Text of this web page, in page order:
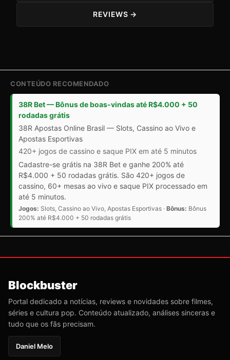
REVIEWS →
CONTEÚDO RECOMENDADO
38R Bet — Bônus de boas-vindas até R$4.000 + 50
rodadas grátis
38R Apostas Online Brasil — Slots, Cassino ao Vivo e
Apostas Esportivas
420+ jogos de cassino e saque PIX em até 5 minutos
Cadastre-se grátis na 38R Bet e ganhe 200% até
R$4.000 + 50 rodadas grátis. São 420+ jogos de
cassino, 60+ mesas ao vivo e saque PIX processado em
até 5 minutos.
Jogos: Slots, Cassino ao Vivo, Apostas Esportivas · Bônus: Bônus
200% até R$4.000 + 50 rodadas grátis
Blockbuster
Portal dedicado a notícias, reviews e novidades sobre filmes,
séries e cultura pop. Conteúdo atualizado, análises sinceras e
tudo que os fãs precisam.
Daniel Melo